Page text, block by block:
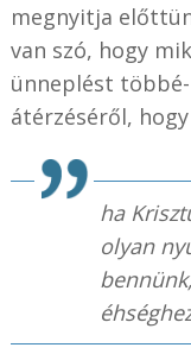
megnyitja
van szó, hogy
ünneplést
átérzéséről, hogy
ha
olyan